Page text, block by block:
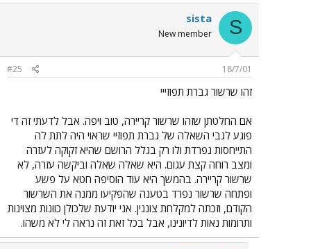
S
sista
New member
18/7/01
#25
זהו שרשור גברת תפוזייי
אם החלטתן שזהו שרשור קריירה, טוב ויפה. אבל לדעתי זה די
פוגע לגבי השאלה של גברת תפוזיי שראוי היה לתת לה
התייחסות נפרדת ולו רק בגלל הרושם שהיא זקוקה לעזרה
ומצב רוחה קצת עגום. היא שאלה שאלה וביקשה עזרה, לא
שרשור קריירה. בהמשך היא עוד הוסיפה חטא על פשע
ופתחה שרשור נפרד בטענה שהפקיעו ממנה את השרשור
הקודם, וזכתה למקלחת צוננין. אני יודעת שלכולן כוונות מצוינות
ותרומות נאות לדיונינו, אבל בכל זאת זה נראה לי לא משהו.